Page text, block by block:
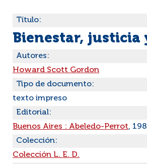
Título:
Bienestar, justicia
Autores:
Howard Scott Gordon
Tipo de documento:
texto impreso
Editorial:
Buenos Aires : Abeledo-Perrot,
Colección:
Colección L. E. D.